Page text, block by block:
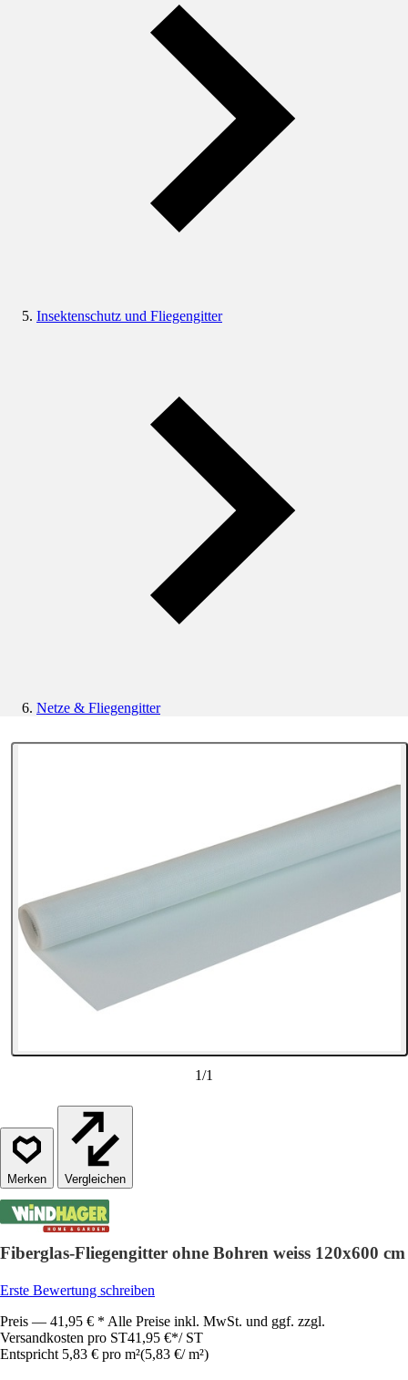
Insektenschutz und Fliegengitter
Netze & Fliegengitter
1/1
Vergleichen
Fiberglas-Fliegengitter ohne Bohren weiss 120x600 cm
Erste Bewertung schreiben
Preis — 41,95 € * Alle Preise inkl. MwSt. und ggf. zzgl.
Versandkosten pro ST41,95 €*/ ST
Entspricht 5,83 € pro m²(5,83 €/ m²)